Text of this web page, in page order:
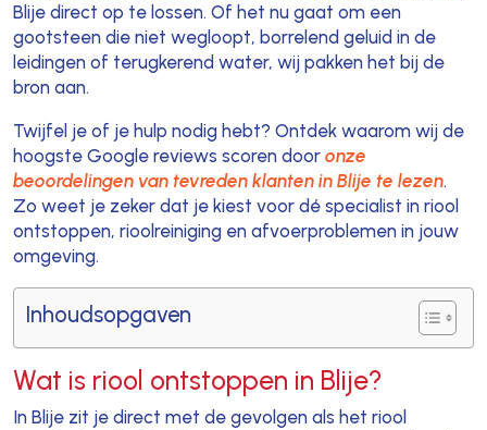
Blije direct op te lossen. Of het nu gaat om een
gootsteen die niet wegloopt, borrelend geluid in de
leidingen of terugkerend water, wij pakken het bij de
bron aan.
Twijfel je of je hulp nodig hebt? Ontdek waarom wij de
hoogste Google reviews scoren door onze
beoordelingen van tevreden klanten in Blije te lezen.
Zo weet je zeker dat je kiest voor dé specialist in riool
ontstoppen, rioolreiniging en afvoerproblemen in jouw
omgeving.
Inhoudsopgaven
Wat is riool ontstoppen in Blije?
In Blije zit je direct met de gevolgen als het riool